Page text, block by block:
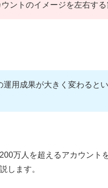
ントのイメージを左右する
用成果が大きく変わると
万人を超えるアカウント
します。